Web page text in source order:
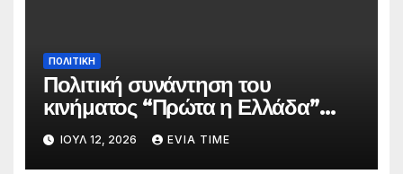
ΠΟΛΙΤΙΚΗ
Πολιτική συνάντηση του
κινήματος “Πρώτα η Ελλάδα”
στον Τύρναβο
ΙΟΎΛ 12, 2026 EVIA TIME